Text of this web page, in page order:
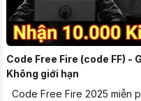
Code Free Fire (code FF)
Không giới hạn
Code Free Fire 2025 miễn